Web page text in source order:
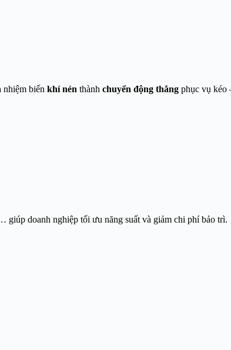
nhiệm biến khí nén thành chuyển động thẳng phục vụ kéo
doanh nghiệp tối ưu năng suất và giảm chi phí bảo trì.